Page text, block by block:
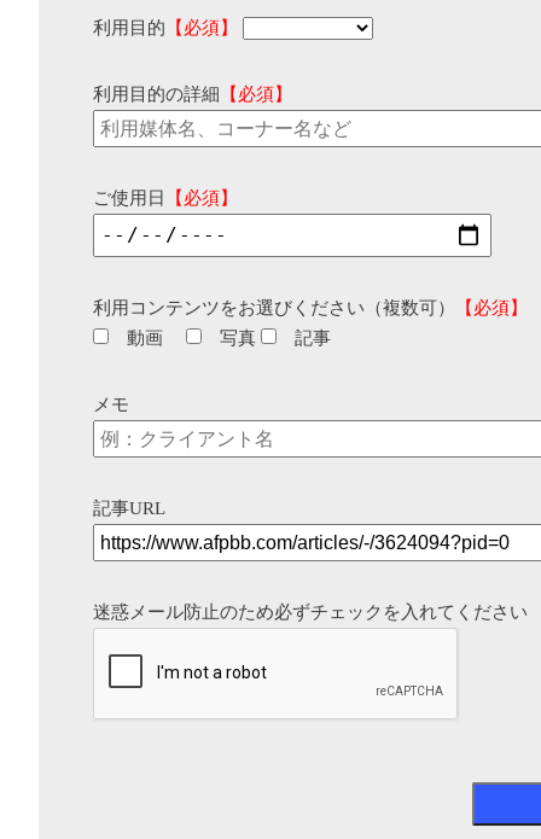
利用目的 【必須】
利用目的の詳細 【必須】
ご使用日 【必須】
利用コンテンツをお選びください（複数可）
【必須】
動画
写真 記事
メモ
記事URL
迷惑メール防止のため必ずチェックを入れてください